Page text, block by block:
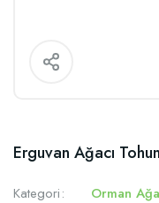
Erguvan Ağacı
Kategori Orman